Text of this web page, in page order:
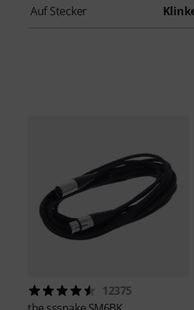
Auf Stecker
12375